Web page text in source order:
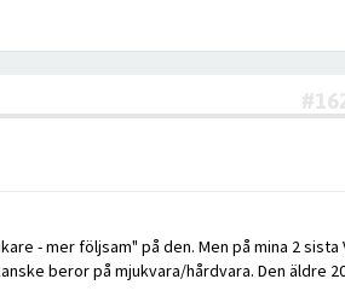
- mer följsam" på den. Men på mina 2 sista
beror på mjukvara/hårdvara. Den äldre